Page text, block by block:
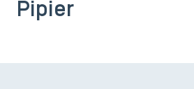
Pipier